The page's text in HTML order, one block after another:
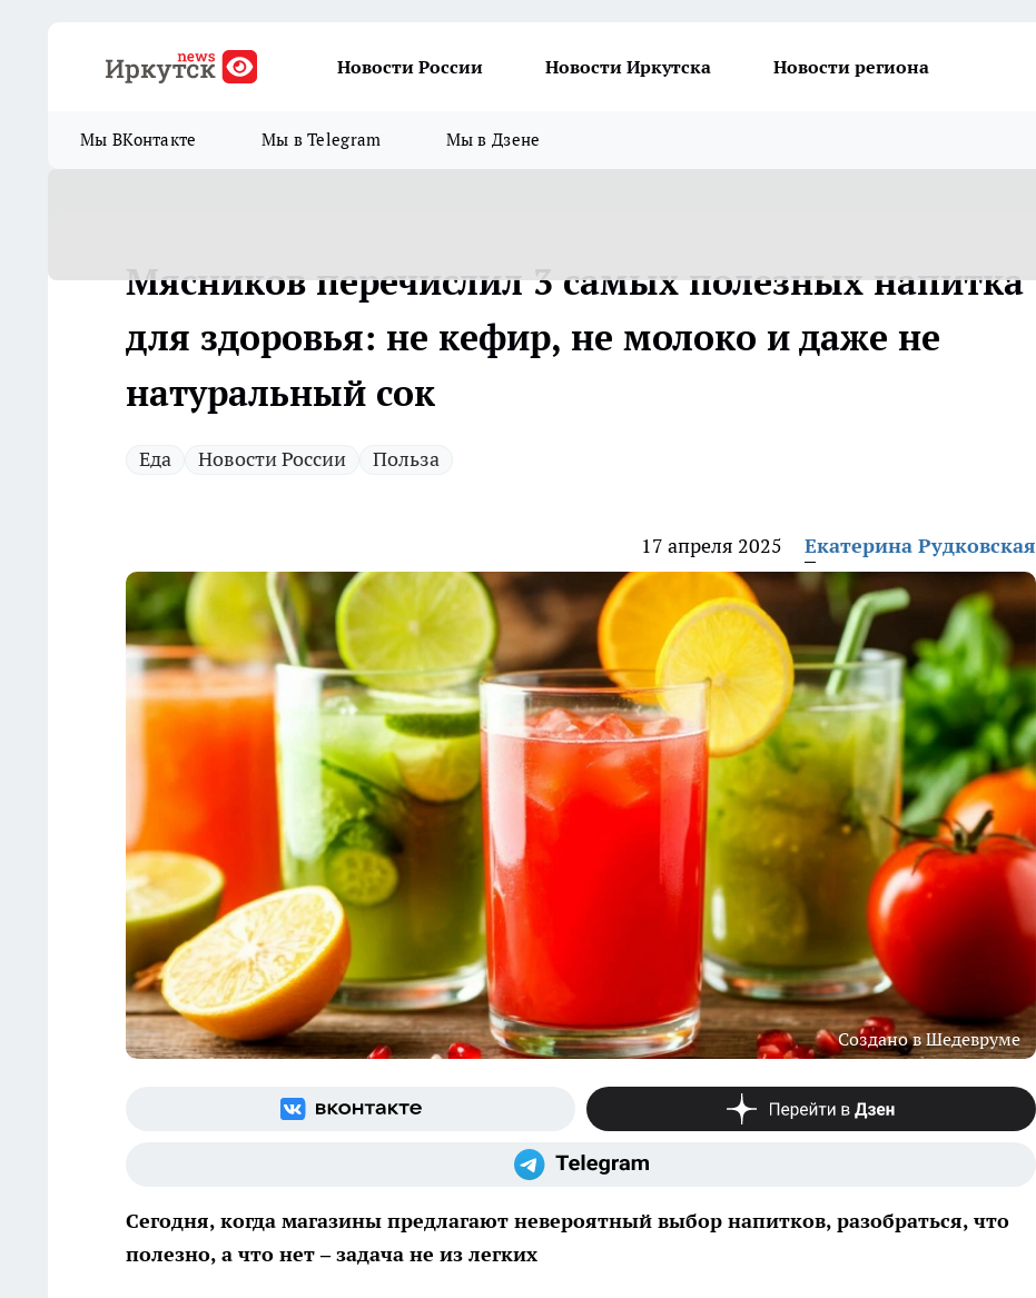
Новости России Новости Иркутска Новости региона
Мы ВКонтакте Мы в Telegram Мы в Дзене
Мясников перечислил 3 самых полезных напитка
для здоровья: не кефир, не молоко и даже не
натуральный сок
Еда Новости России Польза
17 апреля 2025 Екатерина Рудковская
Создано в Шедевруме
Сегодня, когда магазины предлагают невероятный выбор напитков, разобраться, что
полезно, а что нет – задача не из легких